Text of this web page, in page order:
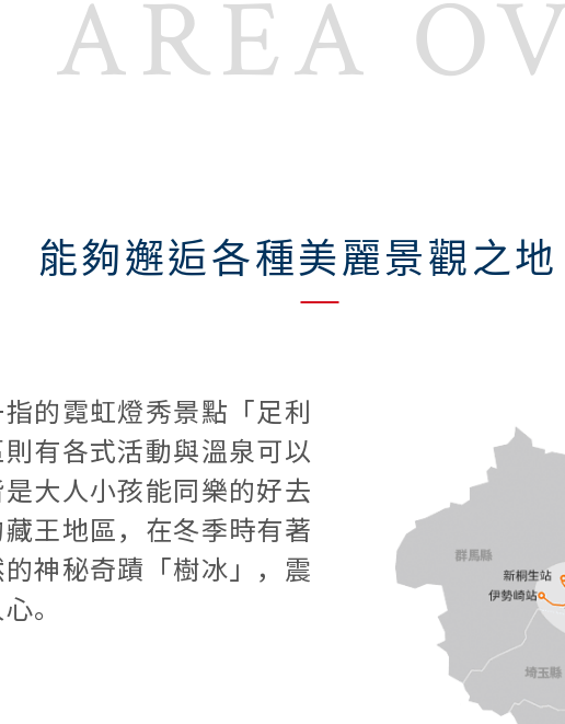
AREA
能夠邂逅各種美麗景觀之
的霓虹燈秀景點「足利
有各式活動與溫泉可以
大人小孩能同樂的好去
王地區，在冬季時有著
神秘奇蹟「樹冰」，震
。